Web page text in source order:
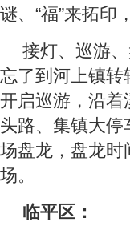
谜、“福”来拓印
接灯、巡游
忘了到河上镇转
开启巡游，沿着
头路、集镇大
场盘龙，盘龙时
场。
临平区：